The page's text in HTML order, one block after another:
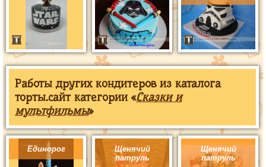
Работы других кондитеров из каталога
торты.сайт категории «Сказки и
мультфильмы»
Единорог
Щенячий
патруль
Щенячий
патруль